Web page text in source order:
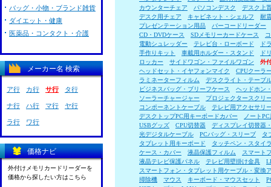
カウンターチェア
パソコンデスク
デスク上
デスク用チェア
キャビネット・シェルフ
耐
プレゼンテーション用品
バーコードリーダー
CD・DVDケース
SDメモリーカードケース
電動シュレッダー
テレビ台・ローボード
ド
手作りキット
車載用ホルダー・スタンド
ド
ロッカー
サイドワゴン・ファイルワゴン
外
ヘッドセット・イヤフォンマイク
CPUクーラ
ラミネーターフィルム
デスクライト・テーブ
ビジネスバッグ・ブリーフケース
ヘッドホン
ソーラーチャージャー
プロジェクタースクリ
コンポーネントケーブル
テレビ用アクセサリ
デスクトップPC用キーボードカバー
ノート
USBグッズ
CPU切替器
ディスプレイ切替器
光デジタルケーブル
PCバッグ・スリーブ
タ
タブレット用キーボード
タッチペン・スタイ
ケース・カバー
液晶保護フィルム
スマート
液晶テレビ保護パネル
テレビ用壁掛け金具
スマートフォン・タブレット用ケーブル・変換
掃除機
マウス キーボード・マウスセット
バッグ・小物・ブランド雑貨
ダイエット・健康
医薬品・コンタクト・介護
メーカー名 検索
ア行 カ行 サ行 タ行
ナ行 ハ行 マ行 ヤ行
ラ行 ワ行
価格ナビ
外付けメモリカードリーダーを
価格から探したい方はこちら